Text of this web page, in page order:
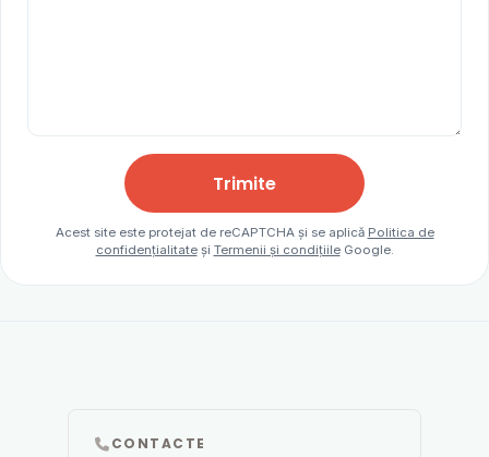
Trimite
Acest site este protejat de reCAPTCHA și se aplică Politica de
confidențialitateși Termenii și condițiileGoogle.
CONTACTE